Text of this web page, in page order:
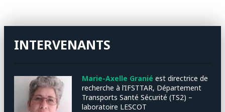
INTERVENANTS
Marie-Axelle Granié est directrice de
recherche à l’IFSTTAR, Département
Transports Santé Sécurité (TS2) –
laboratoire LESCOT